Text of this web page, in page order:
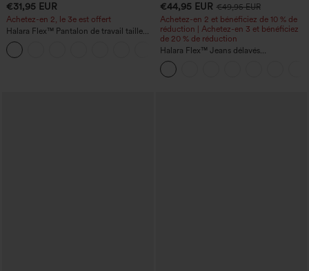
€31,95 EUR
Achetez-en 2, le 3e est offert
Halara Flex™ Pantalon de travail taille
haute avec poche latérale arrière et
légère coupe évasée
+13
€44,95 EUR €49,95 EUR
Achetez-en 2 et bénéficiez de 10 % de
réduction | Achetez-en 3 et bénéficiez
de 20 % de réduction
Halara Flex™ Jeans délavés
décontractés, coupe baggy à jambe
large, taille basse asymétrique, poches
zippées